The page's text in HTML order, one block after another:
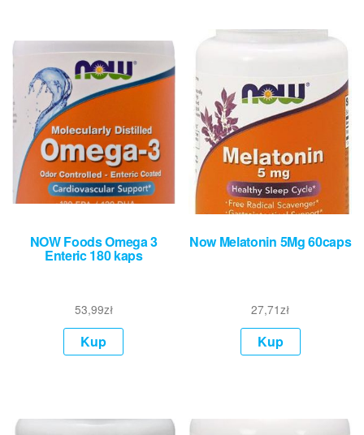
NOW Foods Omega 3
Enteric 180 kaps
53,99zł
Kup
Now Melatonin 5Mg 60caps
27,71zł
Kup